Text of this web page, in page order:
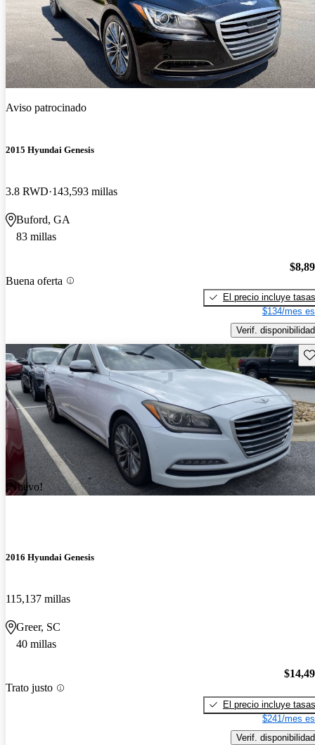
Aviso patrocinado
2015 Hyundai Genesis
3.8 RWD 143,593 millas
Buford, GA
83 millas
Buena oferta
El precio incluye tasas
$134/mes
Verif. disponibilidad
¡Nuevo!
2016 Hyundai Genesis
115,137 millas
Greer, SC
40 millas
Trato justo
El precio incluye tasas
$241/mes
Verif. disponibilidad